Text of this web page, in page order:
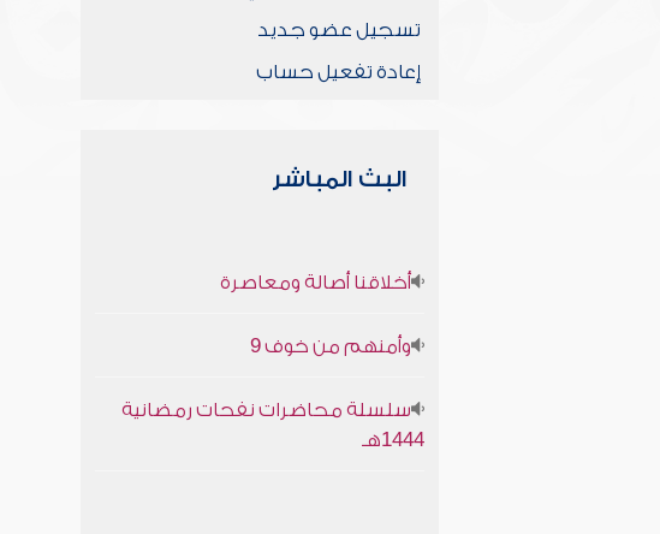
تسجيل عضو جديد
إعادة تفعيل حساب
البث المباشر
أخلاقنا أصالة ومعاصرة
وأمنهم من خوف 9
سلسلة محاضرات نفحات رمضانية
1444هـ